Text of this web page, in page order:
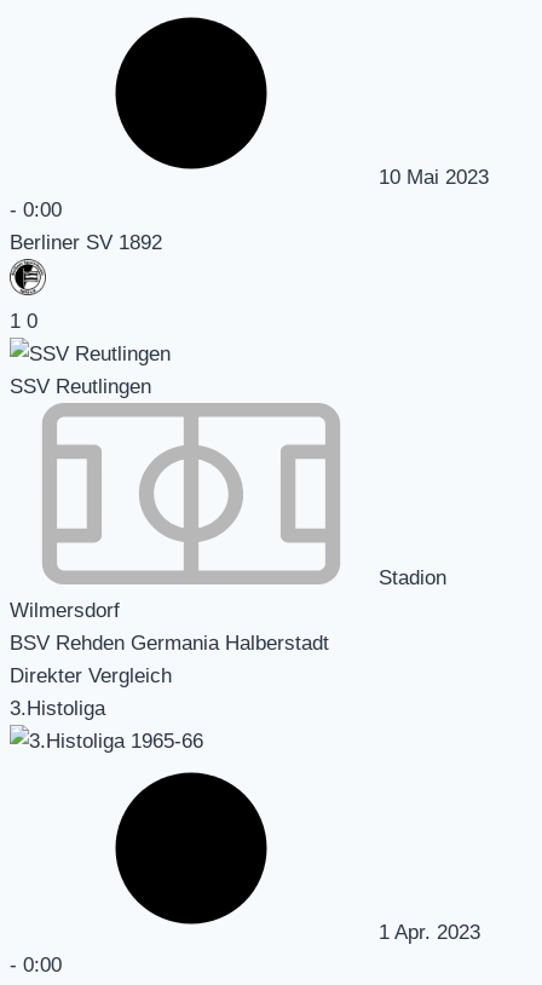
10 Mai 2023
- 0:00
Berliner SV 1892
1 0
SSV Reutlingen
Stadion
Wilmersdorf
BSV Rehden Germania Halberstadt
Direkter Vergleich
3.Histoliga
1 Apr. 2023
- 0:00